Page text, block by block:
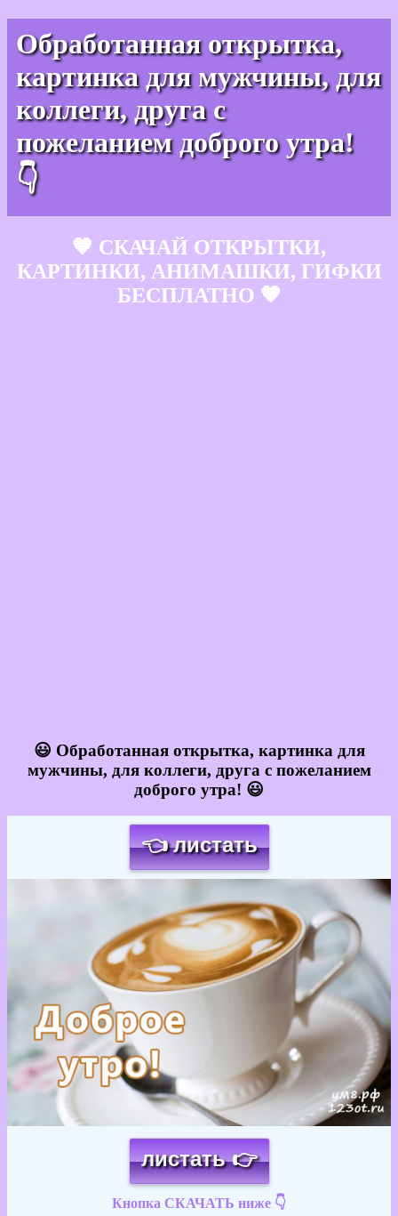
Обработанная открытка,
картинка для мужчины, для
коллеги, друга с
пожеланием доброго утра!
👇
🧡 СКАЧАЙ ОТКРЫТКИ,
КАРТИНКИ, АНИМАШКИ, ГИФКИ
БЕСПЛАТНО 🧡
😃 Обработанная открытка, картинка для
мужчины, для коллеги, друга с пожеланием
доброго утра! 😃
👈 листать
Загрузка картинки...
листать 👉
Кнопка СКАЧАТЬ ниже 👇